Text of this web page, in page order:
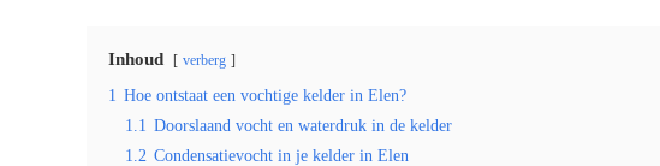
Inhoud verberg
1 Hoe ontstaat een vochtige kelder in Elen?
1.1 Doorslaand vocht en waterdruk in de kelder
1.2 Condensatievocht in je kelder in Elen